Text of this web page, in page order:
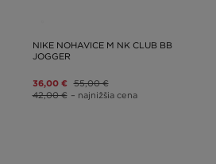
NIKE NOHAVICE M NK CLUB BB
JOGGER
36,00 € 55,00 €
42,00 € – najnižšia cena